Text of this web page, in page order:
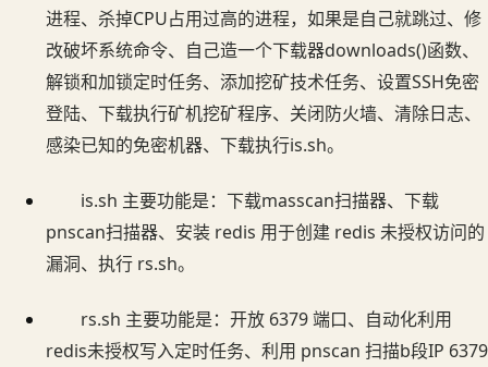
进程、杀掉CPU占用过高的进程，如果是自己就跳过、修
改破坏系统命令、自己造一个下载器downloads()函数、
解锁和加锁定时任务、添加挖矿技术任务、设置SSH免密
登陆、下载执行矿机挖矿程序、关闭防火墙、清除日志、
感染已知的免密机器、下载执行is.sh。
is.sh 主要功能是：下载masscan扫描器、下载
pnscan扫描器、安装 redis 用于创建 redis 未授权访问的
漏洞、执行 rs.sh。
rs.sh 主要功能是：开放 6379 端口、自动化利用
redis未授权写入定时任务、利用 pnscan 扫描b段IP 6379